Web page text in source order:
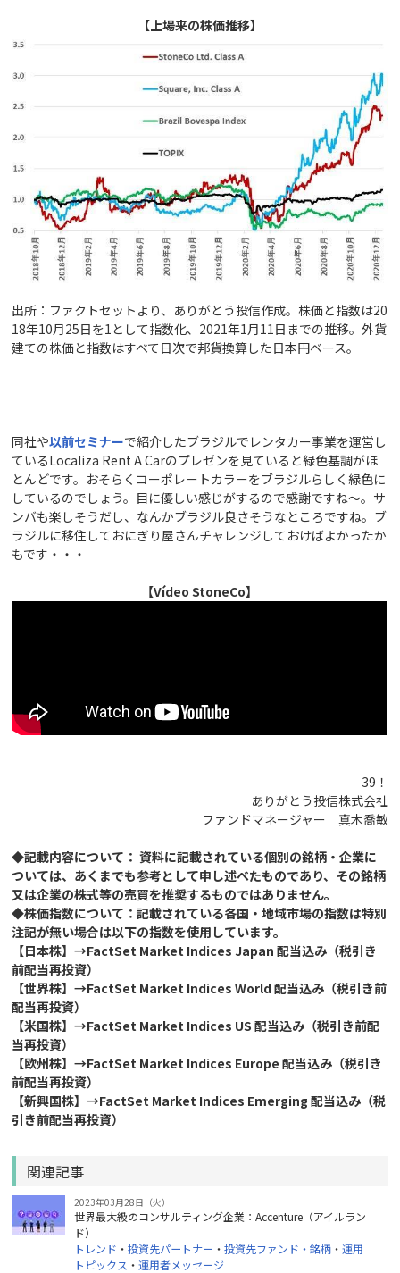
【上場来の株価推移】
出所：ファクトセットより、ありがとう投信作成。株価と指数は20
18年10月25日を1として指数化、2021年1月11日までの推移。外貨
建ての株価と指数はすべて日次で邦貨換算した日本円ベース。
同社や以前セミナーで紹介したブラジルでレンタカー事業を運営し
ているLocaliza Rent A Carのプレゼンを見ていると緑色基調がほ
とんどです。おそらくコーポレートカラーをブラジルらしく緑色に
しているのでしょう。目に優しい感じがするので感謝ですね～。サ
ンバも楽しそうだし、なんかブラジル良さそうなところですね。ブ
ラジルに移住しておにぎり屋さんチャレンジしておけばよかったか
もです・・・
【Vídeo StoneCo】
39！
ありがとう投信株式会社
ファンドマネージャー 真木喬敏
◆記載内容について： 資料に記載されている個別の銘柄・企業に
ついては、あくまでも参考として申し述べたものであり、その銘柄
又は企業の株式等の売買を推奨するものではありません。
◆株価指数について：記載されている各国・地域市場の指数は特別
注記が無い場合は以下の指数を使用しています。
【日本株】→FactSet Market Indices Japan 配当込み（税引き
前配当再投資）
【世界株】→FactSet Market Indices World 配当込み（税引き前
配当再投資）
【米国株】→FactSet Market Indices US 配当込み（税引き前配
当再投資）
【欧州株】→FactSet Market Indices Europe 配当込み（税引き
前配当再投資）
【新興国株】→FactSet Market Indices Emerging 配当込み（税
引き前配当再投資）
関連記事
2023年03月28日（火）
世界最大級のコンサルティング企業：Accenture（アイルラン
ド）
トレンド ・投資先パートナー ・投資先ファンド・銘柄 ・運用
トピックス ・運用者メッセージ